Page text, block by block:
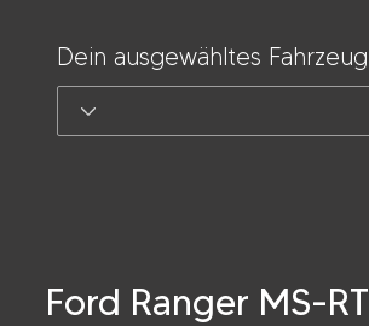
Dein ausgewähltes Fahrzeug
Ford Ranger MS-RT